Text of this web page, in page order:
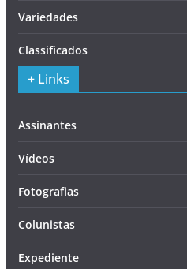
Variedades
Classificados
+ Links
Assinantes
Vídeos
Fotografias
Colunistas
Expediente